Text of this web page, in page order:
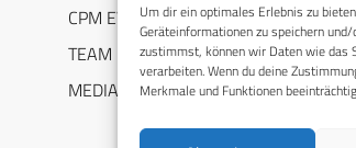
Um dir ein optimales Erlebnis zu
Geräteinformationen zu speichern
zustimmst, können wir Daten wie das
verarbeiten. Wenn du deine
Merkmale und Funktionen
CPM EVENTS
TEAM
MEDIADATEN